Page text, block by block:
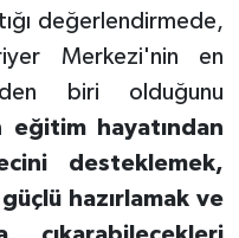
değerlendirmede,
Merkezi'nin en
biri olduğunu
eğitim hayatından
desteklemek,
hazırlamak ve